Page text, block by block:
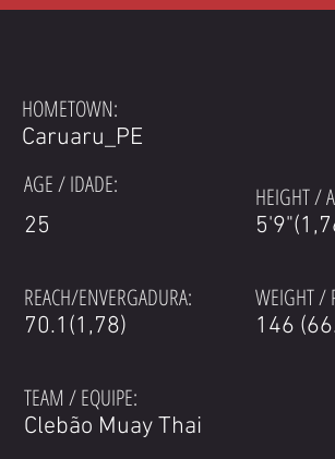
HEIGHT /
25
REACH/ENVERGADURA:
70.1(1,78)
WEIGHT /
146
TEAM / EQUIPE:
Clebão Muay Thai
HOMETOWN:
Caruaru_PE
AGE / IDADE: